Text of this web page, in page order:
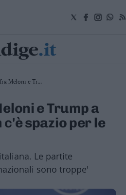
Meloni e Tr...
e Trump a
spazio per le
Le partite
sono troppe'